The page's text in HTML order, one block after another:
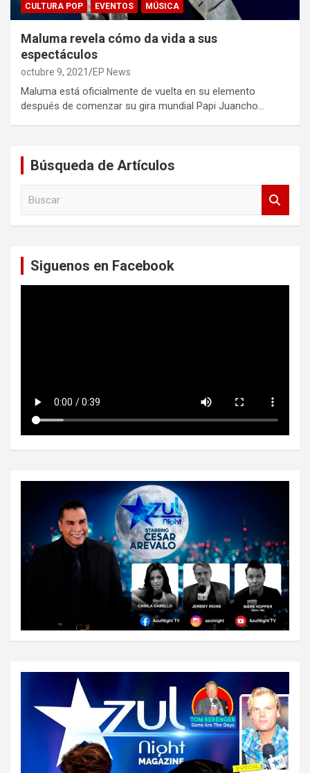
CULTURA POP EVENTOS MÚSICA
Maluma revela cómo da vida a sus
espectáculos
octubre 9, 2021 EP News
Maluma está oficialmente de vuelta en su elemento
después de comenzar su gira mundial Papi Juancho…
Búsqueda de Artículos
Siguenos en Facebook